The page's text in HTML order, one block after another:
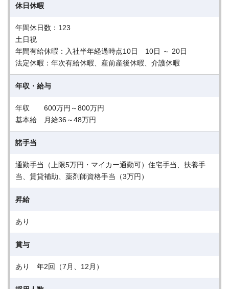
休日休暇
年間休日数：123
土日祝
年間有給休暇：入社半年経過時点10日 10日 ～ 20日
法定休暇：年次有給休暇、産前産後休暇、介護休暇
年収・給与
年収 600万円～800万円
基本給 月給36～48万円
諸手当
通勤手当（上限5万円・マイカー通勤可）住宅手当、扶養手
当、賃貸補助、薬剤師資格手当（3万円）
昇給
あり
賞与
あり 年2回（7月、12月）